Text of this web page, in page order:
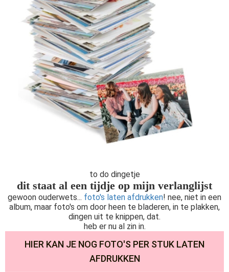
to do dingetje
dit staat al een tijdje op mijn verlanglijst
gewoon ouderwets... foto's laten afdrukken! nee, niet in een
album, maar foto's om door heen te bladeren, in te plakken,
dingen uit te knippen, dat.
heb er nu al zin in.
HIER KAN JE NOG FOTO'S PER STUK LATEN
AFDRUKKEN